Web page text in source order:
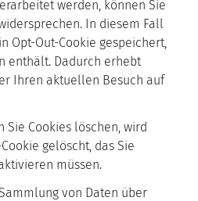
werden, können Sie
In diesem Fall
Opt-Out-Cookie gespeichert,
enthält. Dadurch erhebt
Ihren aktuellen Besuch auf
Sie Cookies löschen, wird
gelöscht, das Sie
müssen.
von Daten über